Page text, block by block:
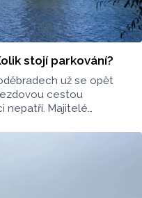
stojí parkování?
už se opět
cestou
nepatří. Majitelé